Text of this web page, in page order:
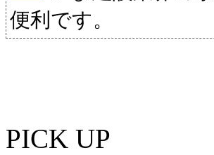
便利です。
PICK UP